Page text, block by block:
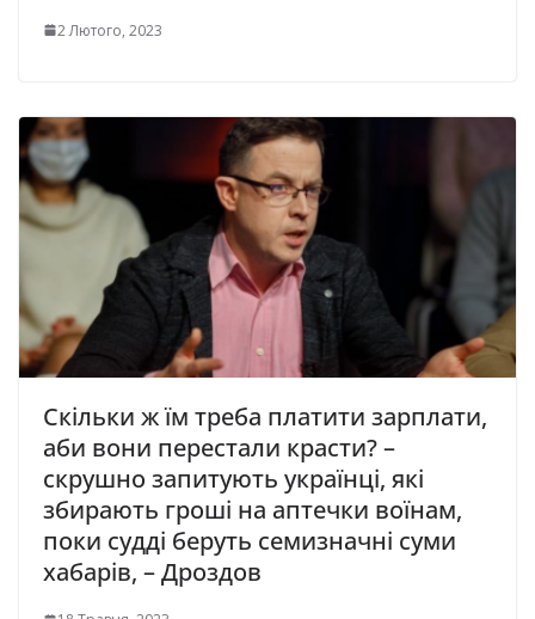
2 Лютого, 2023
Скільки ж їм треба платити зарплати,
аби вони перестали красти? –
скрушно запитують українці, які
збирають гроші на аптечки воїнам,
поки судді беруть семизначні суми
хабарів, – Дроздов